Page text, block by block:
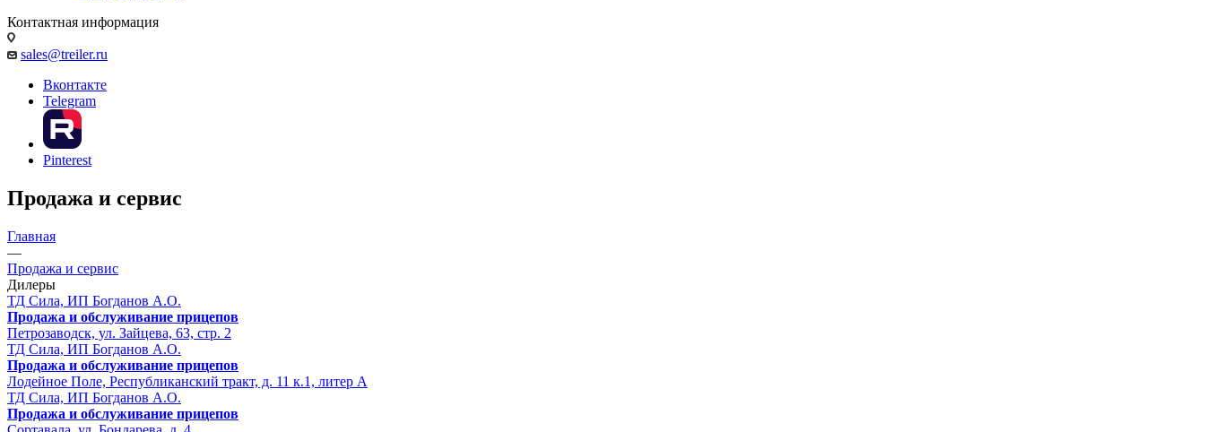
Контактная информация
sales@treiler.ru
Вконтакте
Telegram
Pinterest
Продажа и сервис
Главная
—
Продажа и сервис
Дилеры
ТД Сила, ИП Богданов А.О.
Продажа и обслуживание прицепов
Петрозаводск, ул. Зайцева, 63, стр. 2
ТД Сила, ИП Богданов А.О.
Продажа и обслуживание прицепов
Лодейное Поле, Республиканский тракт, д. 11 к.1, литер А
ТД Сила, ИП Богданов А.О.
Продажа и обслуживание прицепов